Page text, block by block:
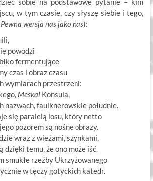
sobie na podstawowe pytanie – kim
w tym czasie, czy słyszę siebie i tego,
Pewna wersja nas jako nas):
powodzi
fermentujące
czas i obraz czasu
wymiarach przestrzeni:
Meskal Konsula,
nazwach, faulknerowskie południe.
się paralelą losu, który netto
pozorem są nośne obrazy.
wraz z wieżami, szynkami,
dzięki temu, że ono może iść.
smukłe rzeźby Ukrzyżowanego
w tęczy gotyckich katedr.